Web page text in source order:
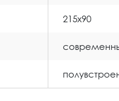
215x90